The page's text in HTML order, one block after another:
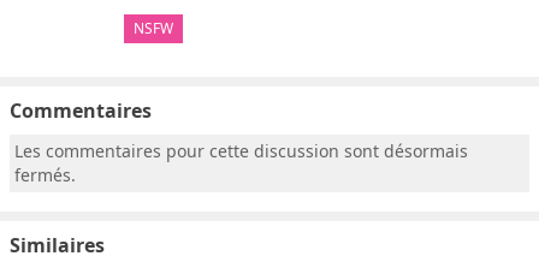
NSFW
Commentaires
Les commentaires pour cette discussion sont désormais
fermés.
Similaires